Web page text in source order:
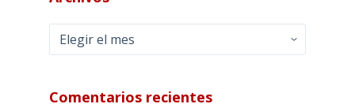
Archivos
Comentarios recientes